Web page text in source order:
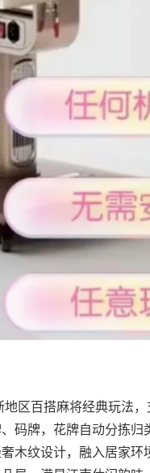
地区百搭麻将经典玩法
码牌，花牌自动分拣归
木纹设计，融入居家环